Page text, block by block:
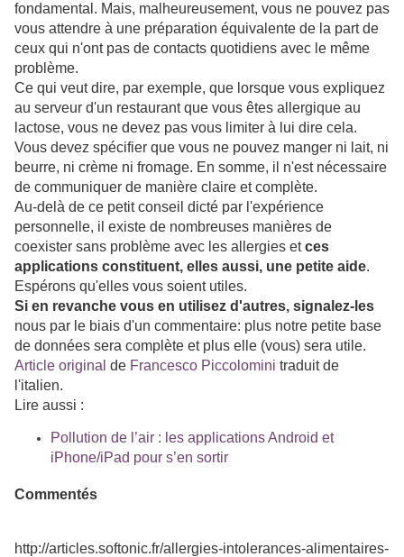
fondamental. Mais, malheureusement, vous ne pouvez pas
vous attendre à une préparation équivalente de la part de
ceux qui n'ont pas de contacts quotidiens avec le même
problème.
Ce qui veut dire, par exemple, que lorsque vous expliquez
au serveur d'un restaurant que vous êtes allergique au
lactose, vous ne devez pas vous limiter à lui dire cela.
Vous devez spécifier que vous ne pouvez manger ni lait, ni
beurre, ni crème ni fromage. En somme, il n'est nécessaire
de communiquer de manière claire et complète.
Au-delà de ce petit conseil dicté par l'expérience
personnelle, il existe de nombreuses manières de
coexister sans problème avec les allergies etces
applications constituent, elles aussi, une petite aide.
Espérons qu'elles vous soient utiles.
Si en revanche vous en utilisez d'autres, signalez-les
nous par le biais d'un commentaire: plus notre petite base
de données sera complète et plus elle (vous) sera utile.
Article original de Francesco Piccolomini traduit de
l'italien.
Lire aussi :
Pollution de l’air : les applications Android et
iPhone/iPad pour s’en sortir
Commentés
http://articles.softonic.fr/allergies-intolerances-alimentaires-